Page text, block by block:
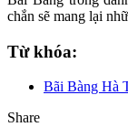
chắn sẽ mang lại
Từ khóa:
Bãi Bàng Hà
Share